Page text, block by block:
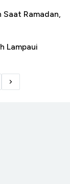
Saat Ramadan,
Lampaui